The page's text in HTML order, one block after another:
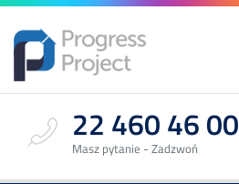
22 460 46 00
Masz pytanie - Zadzwoń